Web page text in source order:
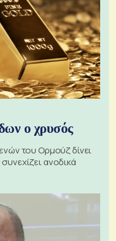
ο χρυσός
του Ορμούζ δίνει
ανοδικά